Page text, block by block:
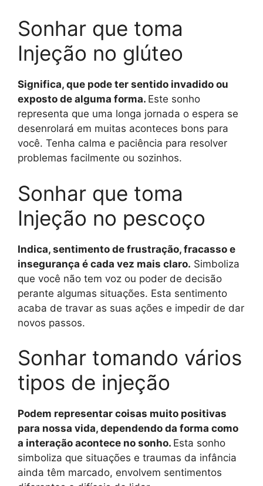
Sonhar que toma
Injeção no glúteo
Significa, que pode ter sentido invadido ou
exposto de alguma forma. Este sonho
representa que uma longa jornada o espera se
desenrolará em muitas aconteces bons para
você. Tenha calma e paciência para resolver
problemas facilmente ou sozinhos.
Sonhar que toma
Injeção no pescoço
Indica, sentimento de frustração, fracasso e
insegurança é cada vez mais claro. Simboliza
que você não tem voz ou poder de decisão
perante algumas situações. Esta sentimento
acaba de travar as suas ações e impedir de dar
novos passos.
Sonhar tomando vários
tipos de injeção
Podem representar coisas muito positivas
para nossa vida, dependendo da forma como
a interação acontece no sonho. Esta sonho
simboliza que situações e traumas da infância
ainda têm marcado, envolvem sentimentos